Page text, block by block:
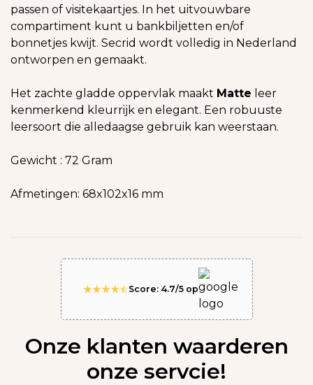
passen of visitekaartjes. In het uitvouwbare
compartiment kunt u bankbiljetten en/of
bonnetjes kwijt. Secrid wordt volledig in Nederland
ontworpen en gemaakt.
Het zachte gladde oppervlak maakt Matte leer
kenmerkend kleurrijk en elegant. Een robuuste
leersoort die alledaagse gebruik kan weerstaan.
Gewicht : 72 Gram
Afmetingen: 68x102x16 mm
Score: 4.7/5 op
Onze klanten waarderen
onze servcie!